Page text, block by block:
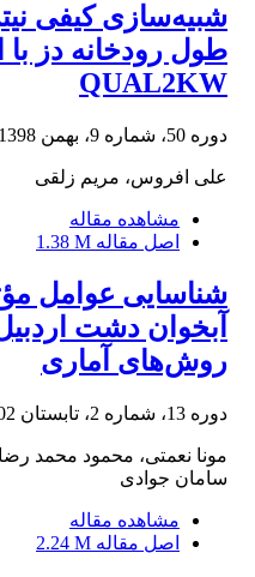
شبیه‌سازی کیفی
طول رودخانه دز با
QUAL2KW
دوره 50، شماره 9، بهمن 1398، صفحه
علی افروس، مریم زلقی
مشاهده مقاله
اصل مقاله 1.38 M
شناسایی عوامل
آبخوان دشت اردبیل
روش‌های آماری
دوره 13، شماره 2، تابستان 1402، صفحه
مونا نعمتی، محمود محمد
سامان جوادی
مشاهده مقاله
اصل مقاله 2.24 M